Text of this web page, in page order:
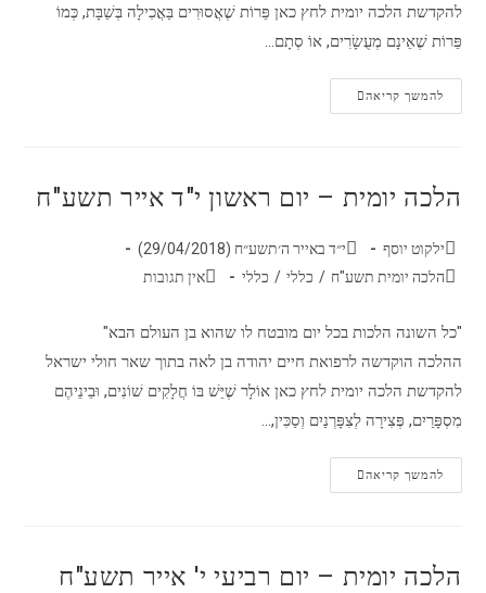
להקדשת הלכה יומית לחץ כאן פֵּרוֹת שֶׁאֲסוּרִים בַּאֲכִילָה בְּשַׁבָּת, כְּמוֹ
פֵּרוֹת שֶׁאֵינָם מְעֻשָׂרִים, אוֹ סְתָם…
להמשך קריאה
הלכה יומית – יום ראשון י"ד אייר תשע"ח
ילקוט יוסף
י״ד באייר ה׳תשע״ח (29/04/2018)
הלכה יומית תשע"ח / כללי / כללי אין תגובות
"כל השונה הלכות בכל יום מובטח לו שהוא בן העולם הבא"
ההלכה הוקדשה לרפואת חיים יהודה בן לאה בתוך שאר חולי ישראל
להקדשת הלכה יומית לחץ כאן אוֹלָר שֶׁיֵּשׁ בּוֹ חֲלָקִים שׁוֹנִים, וּבֵינֵיהֶם
מִסְפָּרַיִם, פְּצִירָה לְצִפָּרְנַיִם וְסַכִּין,…
להמשך קריאה
הלכה יומית – יום רביעי י' אייר תשע"ח